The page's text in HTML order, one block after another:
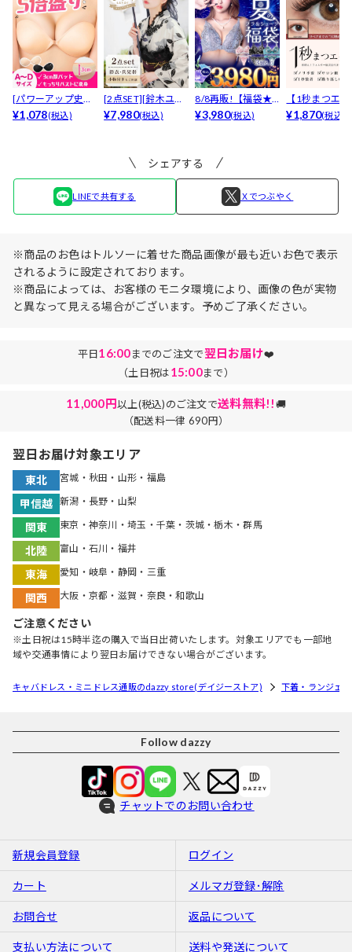
[パワーアップ史上
最強5倍盛りアップ
¥1,078(税込)
[2点SET][鈴木ユリ
ア(baby)...
¥7,980(税込)
8/8再販!【福袋★
ブラセット3点
¥3,980(税込)
【1秒まつエ
リュームタイ
¥1,870(税込)
シェアする
LINEで共有する Ｘでつぶやく
※商品のお色はトルソーに着せた商品画像が最も近いお色で表示
されるように設定されております。
※商品によっては、お客様のモニタ環境により、画像の色が実物
と異なって見える場合がございます。予めご了承ください。
平日16:00までのご注文で翌日お届け❤️
（土日祝は15:00まで）
11,000円以上(税込)のご注文で送料無料!!🚚
（配送料一律 690円）
翌日お届け対象エリア
東北 宮城・秋田・山形・福島
甲信越 新潟・長野・山梨
関東 東京・神奈川・埼玉・千葉・茨城・栃木・群馬
北陸 富山・石川・福井
東海 愛知・岐阜・静岡・三重
関西 大阪・京都・滋賀・奈良・和歌山
ご注意ください
※土日祝は15時半迄の購入で当日出荷いたします。対象エリアでも一部地
域や交通事情により翌日お届けできない場合がございます。
キャバドレス・ミニドレス通販のdazzy store(デイジーストア) 下着・ランジェ
Follow dazzy
チャットでのお問い合わせ
新規会員登録 ログイン
カート メルマガ登録･解除
お問合せ 返品について
支払い方法について 送料や発送について